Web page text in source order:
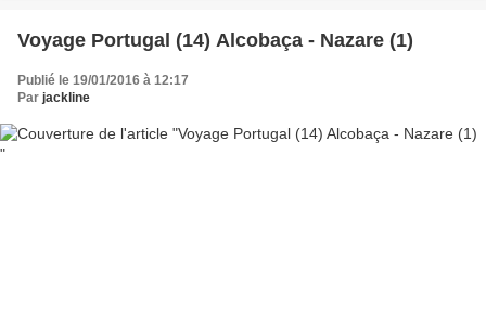
Voyage Portugal (14) Alcobaça - Nazare (1)
Publié le 19/01/2016 à 12:17
Par jackline